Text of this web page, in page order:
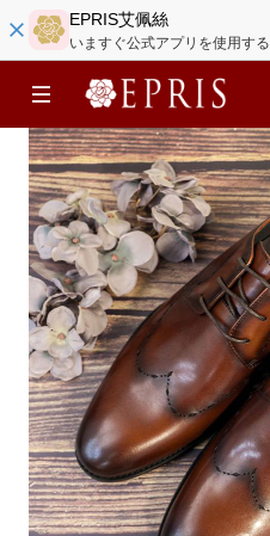
EPRIS艾佩絲
いますぐ公式アプリを使用する